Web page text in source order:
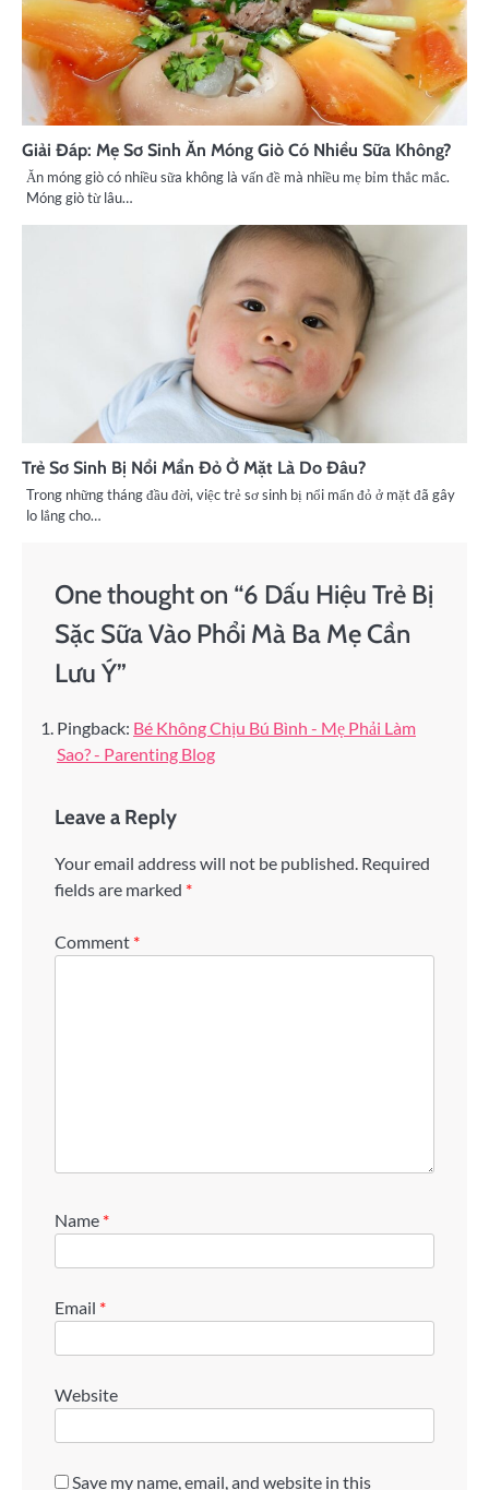
Giải Đáp: Mẹ Sơ Sinh Ăn Móng Giò Có Nhiều Sữa Không?
Ăn móng giò có nhiều sữa không là vấn đề mà nhiều mẹ bỉm thắc mắc.
Móng giò từ lâu…
Trẻ Sơ Sinh Bị Nổi Mẩn Đỏ Ở Mặt Là Do Đâu?
Trong những tháng đầu đời, việc trẻ sơ sinh bị nổi mẩn đỏ ở mặt đã gây
lo lắng cho…
One thought on “6 Dấu Hiệu Trẻ Bị
Sặc Sữa Vào Phổi Mà Ba Mẹ Cần
Lưu Ý”
Pingback: Bé Không Chịu Bú Bình - Mẹ Phải Làm
Sao? - Parenting Blog
Leave a Reply
Your email address will not be published. Required
fields are marked *
Comment *
Name *
Email *
Website
Save my name, email, and website in this